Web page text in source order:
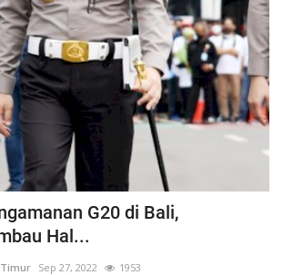
G20 di Bali,
Hal...
Sep 27, 2022 1953